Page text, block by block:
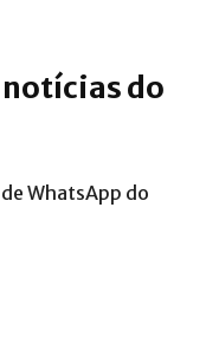
do
WhatsApp do